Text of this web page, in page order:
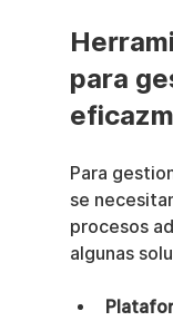
para
Para
se
procesos
algunas